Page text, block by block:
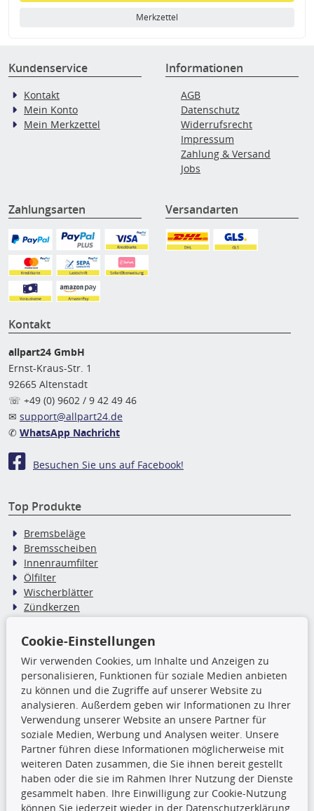
Merkzettel
Kundenservice
Kontakt
Mein Konto
Mein Merkzettel
Informationen
AGB
Datenschutz
Widerrufsrecht
Impressum
Zahlung & Versand
Jobs
Zahlungsarten Versandarten
Kontakt
allpart24 GmbH
Ernst-Kraus-Str. 1
92665 Altenstadt
☏ +49 (0) 9602 / 9 42 49 46
✉ support@allpart24.de
✆ WhatsApp Nachricht
Besuchen Sie uns auf Facebook!
Top Produkte
Bremsbeläge
Bremsscheiben
Innenraumfilter
Ölfilter
Wischerblätter
Zündkerzen
TecDoc Inside
Die hier angezeigten Daten,
insbesondere die gesamte Datenbank,
dürfen nicht kopiert werden. Es ist zu
unterlassen, die Daten oder die gesamte Datenbank ohne
vorherige Zustimmung TecDocs zu vervielfältigen, zu
verbreiten und/oder diese Handlungen durch Dritte ausführen
zu lassen. Ein Zuwiderhandeln stellt eine
Urheberrechtsverletzung dar und wird verfolgt.
Cookie-Einstellungen
Wir verwenden Cookies, um Inhalte und Anzeigen zu
personalisieren, Funktionen für soziale Medien anbieten
zu können und die Zugriffe auf unserer Website zu
analysieren. Außerdem geben wir Informationen zu Ihrer
Verwendung unserer Website an unsere Partner für
soziale Medien, Werbung und Analysen weiter. Unsere
Partner führen diese Informationen möglicherweise mit
weiteren Daten zusammen, die Sie ihnen bereit gestellt
haben oder die sie im Rahmen Ihrer Nutzung der Dienste
gesammelt haben. Ihre Einwilligung zur Cookie-Nutzung
können Sie jederzeit wieder in der Datenschutzerklärung